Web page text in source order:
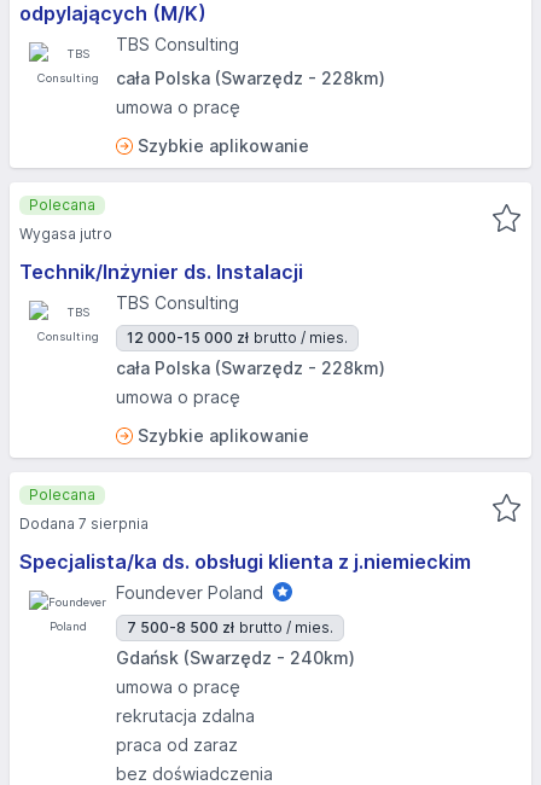
odpylających (M/K)
TBS Consulting
cała Polska (Swarzędz - 228km)
umowa o pracę
Szybkie aplikowanie
Technik/Inżynier ds. Instalacji
TBS Consulting
12 000-15 000 zł brutto / mies.
cała Polska (Swarzędz - 228km)
umowa o pracę
Szybkie aplikowanie
Polecana
Wygasa jutro
Specjalista/ka ds. obsługi klienta z j.niemieckim
Foundever Poland
7 500-8 500 zł brutto / mies.
Gdańsk (Swarzędz - 240km)
umowa o pracę
rekrutacja zdalna
praca od zaraz
bez doświadczenia
Polecana
Dodana 7 sierpnia